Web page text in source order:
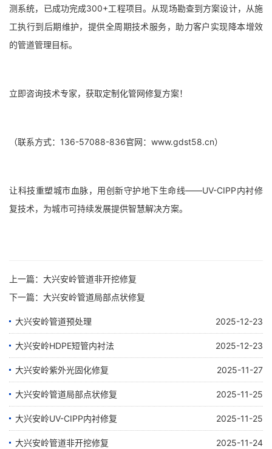
测系统，已成功完成300+工程项目。从现场勘查到方案设计，从施
工执行到后期维护，提供全周期技术服务，助力客户实现降本增效
的管道管理目标。
立即咨询技术专家，获取定制化管网修复方案！
（联系方式：136-57088-836官网：www.gdst58.cn）
让科技重塑城市血脉，用创新守护地下生命线——UV-CIPP内衬修
复技术，为城市可持续发展提供智慧解决方案。
上一篇： 大兴安岭管道非开挖修复
下一篇： 大兴安岭管道局部点状修复
大兴安岭管道预处理 2025-12-23
大兴安岭HDPE短管内衬法 2025-12-23
大兴安岭紫外光固化修复 2025-11-27
大兴安岭管道局部点状修复 2025-11-25
大兴安岭UV-CIPP内衬修复 2025-11-25
大兴安岭管道非开挖修复 2025-11-24